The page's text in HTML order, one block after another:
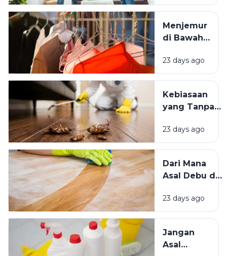
Lingkungan
Tinggal yang
Bersih
Kesejahteraan
Kita?
Menjemur
di Bawah
atau Di
Tempat
Mana yang
Lebih
23 days ago
Kebiasaan
yang Tanpa
Mengundang
Kecoak,
Hama
Lainnya Ke
23 days ago
Dari Mana
Asal Debu di
Kenali
Penyebab
Mengatasinya
23 days ago
Jangan
Asal